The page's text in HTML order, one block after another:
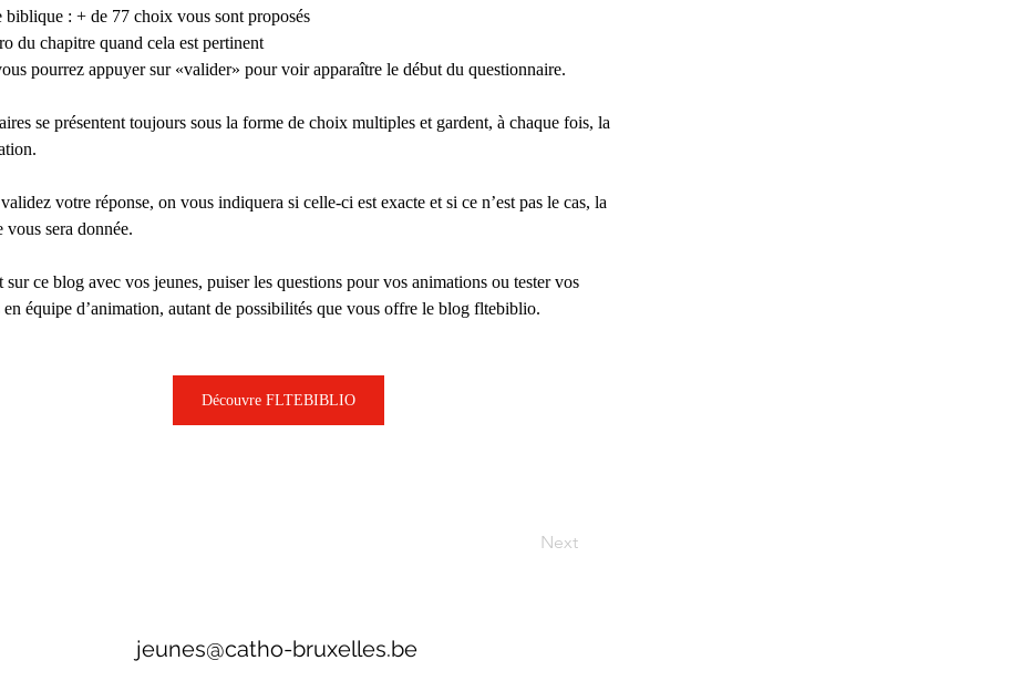
biblique : + de 77 choix vous sont proposés
du chapitre quand cela est pertinent
pourrez appuyer sur «valider» pour voir apparaître le début du questionnaire.
se présentent toujours sous la forme de choix multiples et gardent, à chaque fois, la
votre réponse, on vous indiquera si celle-ci est exacte et si ce n’est pas le cas, la
vous sera donnée.
sur ce blog avec vos jeunes, puiser les questions pour vos animations ou tester vos
en équipe d’animation, autant de possibilités que vous offre le blog fltebiblio.
Découvre FLTEBIBLIO
Next
jeunes@catho-bruxelles.be